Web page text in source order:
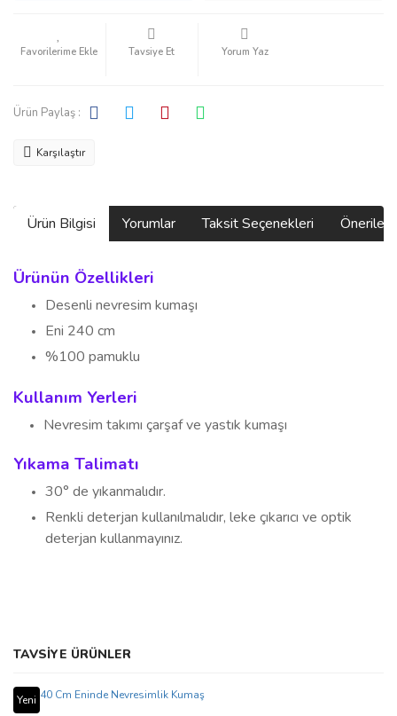
Tavsiye Et Yorum Yaz
Ürün Paylaş :
Karşılaştır
Ürün Bilgisi Yorumlar Taksit Seçenekleri
Ürünün Özellikleri
Desenli nevresim kumaşı
Eni 240 cm
%100 pamuklu
Kullanım Yerleri
Nevresim takımı çarşaf ve yastık kumaşı
Yıkama Talimatı
30° de yıkanmalıdır.
Renkli deterjan kullanılmalıdır, leke çıkarıcı ve optik
deterjan kullanmayınız.
Bu ürünün fiyat bilgisi, resim, ürün açıklamalarında ve diğer
konularda yetersiz gördüğünüz noktaları öneri formunu kullanarak
Görüş ve önerileriniz için teşekkür ederiz.
TAVSİYE ÜRÜNLER
Yeni